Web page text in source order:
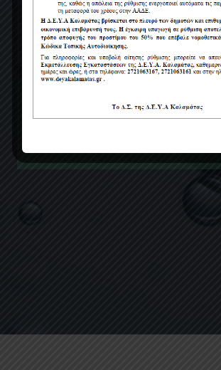
Σύνολο δαπάνης Χ ΦΠΑ 24%
2.070,00 € Χ 24% = 496,80 Ευρώ
ΤΕΛΙΚΟ ΠΟΣΟ